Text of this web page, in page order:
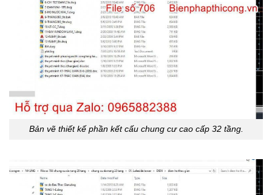
Bản vẽ thiết kế phần kết cấu chung cư cao cấp 32 tầng.